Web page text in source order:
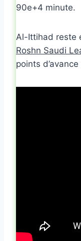
90e+4 minute.
Al-Ittihad reste
Roshn Saudi
points